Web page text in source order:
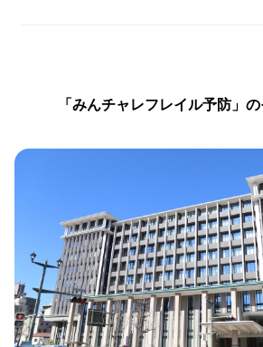
「みんチャレフレイル予防」